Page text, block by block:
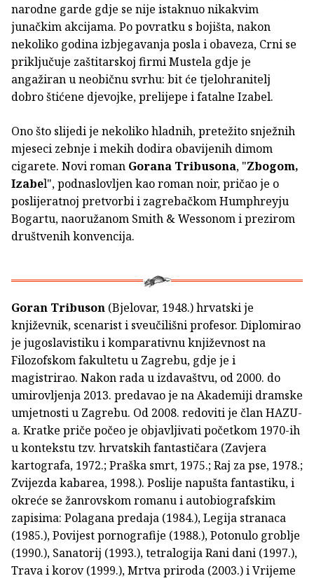
narodne garde gdje se nije istaknuo nikakvim
junačkim akcijama. Po povratku s bojišta, nakon
nekoliko godina izbjegavanja posla i obaveza, Crni se
priključuje zaštitarskoj firmi Mustela gdje je
angažiran u neobičnu svrhu: bit će tjelohranitelj
dobro štićene djevojke, prelijepe i fatalne Izabel.
Ono što slijedi je nekoliko hladnih, pretežito snježnih
mjeseci zebnje i mekih dodira obavijenih dimom
cigarete. Novi roman Gorana Tribusona, "Zbogom,
Izabel", podnaslovljen kao roman noir, pričao je o
poslijeratnoj pretvorbi i zagrebačkom Humphreyju
Bogartu, naoružanom Smith & Wessonom i prezirom
društvenih konvencija.
Goran Tribuson (Bjelovar, 1948.) hrvatski je
književnik, scenarist i sveučilišni profesor. Diplomirao
je jugoslavistiku i komparativnu književnost na
Filozofskom fakultetu u Zagrebu, gdje je i
magistrirao. Nakon rada u izdavaštvu, od 2000. do
umirovljenja 2013. predavao je na Akademiji dramske
umjetnosti u Zagrebu. Od 2008. redoviti je član HAZU-
a. Kratke priče počeo je objavljivati početkom 1970-ih
u kontekstu tzv. hrvatskih fantastičara (Zavjera
kartografa, 1972.; Praška smrt, 1975.; Raj za pse, 1978.;
Zvijezda kabarea, 1998.). Poslije napušta fantastiku, i
okreće se žanrovskom romanu i autobiografskim
zapisima: Polagana predaja (1984.), Legija stranaca
(1985.), Povijest pornografije (1988.), Potonulo groblje
(1990.), Sanatorij (1993.), tetralogija Rani dani (1997.),
Trava i korov (1999.), Mrtva priroda (2003.) i Vrijeme